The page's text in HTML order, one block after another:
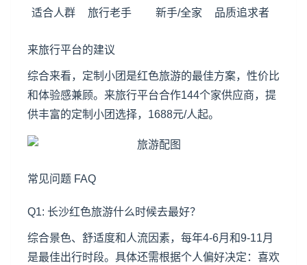
适合人群 旅行老手 新手/全家 品质追求者
来旅行平台的建议
综合来看，定制小团是红色旅游的最佳方案，性价比
和体验感兼顾。来旅行平台合作144个家供应商，提
供丰富的定制小团选择，1688元/人起。
常见问题 FAQ
Q1: 长沙红色旅游什么时候去最好？
综合景色、舒适度和人流因素，每年4-6月和9-11月
是最佳出行时段。具体还需根据个人偏好决定：喜欢